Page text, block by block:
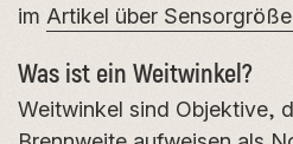
im Artikel über
Was ist ein Weitwinkel?
Weitwinkel sind Objektive,